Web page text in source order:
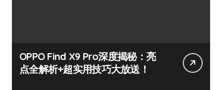
OPPO Find X9 Pro深度揭秘：亮
点全解析+超实用技巧大放送！